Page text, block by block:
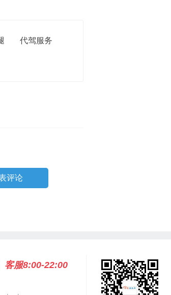
代驾服务
客服8:00-22:00